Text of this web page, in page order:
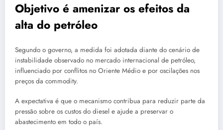
Objetivo é amenizar os efeitos da
alta do petróleo
Segundo o governo, a medida foi adotada diante do cenário de
instabilidade observado no mercado internacional de petróleo,
influenciado por conflitos no Oriente Médio e por oscilações nos
preços da commodity.
A expectativa é que o mecanismo contribua para reduzir parte da
pressão sobre os custos do diesel e ajude a preservar o
abastecimento em todo o país.